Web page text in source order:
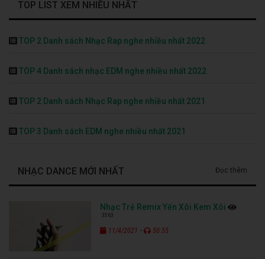
TOP LIST XEM NHIỀU NHẤT
TOP 2 Danh sách Nhạc Rap nghe nhiều nhất 2022
TOP 4 Danh sách nhạc EDM nghe nhiều nhất 2022
TOP 2 Danh sách Nhạc Rap nghe nhiều nhất 2021
TOP 3 Danh sách EDM nghe nhiều nhất 2021
NHẠC DANCE MỚI NHẤT Đọc thêm
Nhạc Trẻ Remix Yến Xôi Kem Xôi
3563
11/4/2021 - 50:55